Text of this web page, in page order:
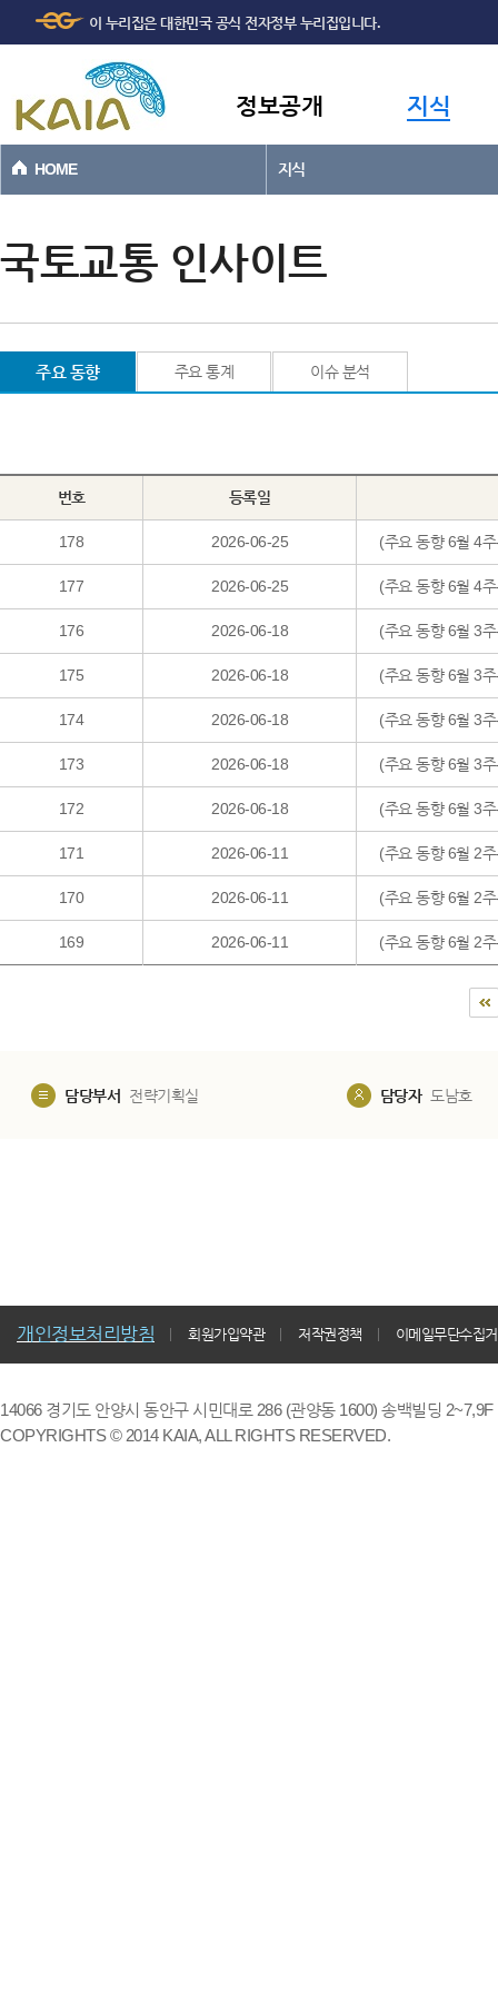
본문바로가기
이 누리집은 대한민국 공식 전자정부 누리집입니다.
정보공개 지식
HOME 지식
국토교통 인사이트
주요 동향 주요 통계 이슈 분석
번호 등록일
178 2026-06-25 (주요 동향 6월 4
177 2026-06-25 (주요 동향 6월 4
176 2026-06-18 (주요 동향 6월 3
175 2026-06-18 (주요 동향 6월 3
174 2026-06-18 (주요 동향 6월 3
173 2026-06-18 (주요 동향 6월 3
172 2026-06-18 (주요 동향 6월 3
171 2026-06-11 (주요 동향 6월 2
170 2026-06-11 (주요 동향 6월 2
169 2026-06-11 (주요 동향 6월 2
담당부서 전략기획실 담당자 도남호
개인정보처리방침 회원가입약관 저작권정책 이메일무단수집
14066 경기도 안양시 동안구 시민대로 286 (관양동 1600) 송백빌딩
COPYRIGHTS © 2014 KAIA, ALL RIGHTS RESERVED.